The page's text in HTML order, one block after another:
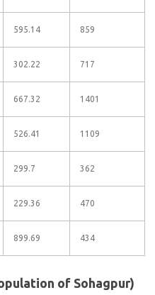
595.14 859
302.22 717
667.32 1401
526.41 1109
299.7 362
229.36 470
899.69 434
of Sohagpur)